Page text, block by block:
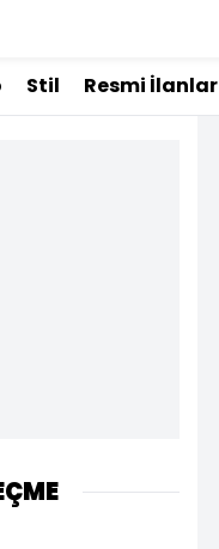
Stil Resmi İlanlar